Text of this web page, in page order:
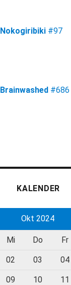
Nokogiribiki #97
Brainwashed #686
KALENDER
Okt 2024
Mi Do Fr
02 03 04
09 10 11